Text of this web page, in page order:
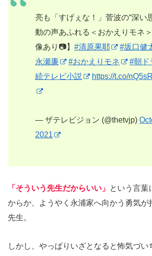
亮も「すげぇな！」菅波の“深い
動の声あふれる＜おかえりモネ
像あり📷】 #清原果耶 #坂口健
永瀬廉
#おかえりモネ #朝ド
続テレビ小説
https://t.co/
— ザテレビジョン (@thetvjp)
2021
「そういう先生だからいい」 という言葉
からか、ようやく永浦家へ向かう勇気が
先生。
しかし、やっぱりいざとなると怖気づい